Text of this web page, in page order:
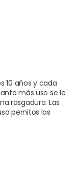
10 años y cada
más uso se le
rasgadura. Las
pernitos los